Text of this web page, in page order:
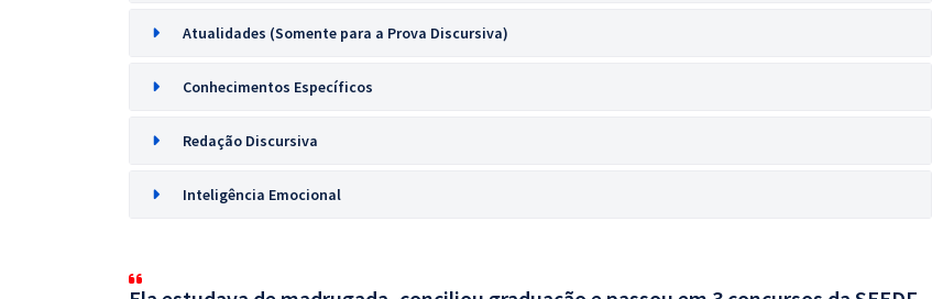
Atualidades (Somente para a Prova Discursiva)
Conhecimentos Específicos
Redação Discursiva
Inteligência Emocional